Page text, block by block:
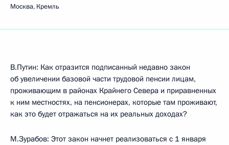
Москва, Кремль
В.Путин: Как отразится подписанный недавно закон
об увеличении базовой части трудовой пенсии лицам,
проживающим в районах Крайнего Севера и приравненных
к ним местностях, на пенсионерах, которые там проживают,
как это будет отражаться на их реальных доходах?
М.Зурабов: Этот закон начнет реализоваться с 1 января